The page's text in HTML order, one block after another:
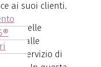
ai suoi clienti.
delle
alle
nel servizio di